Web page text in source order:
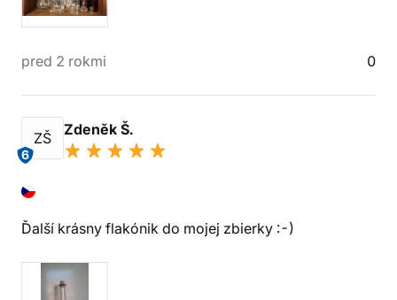
pred 2 rokmi 0
ZŠ
6
Zdeněk Š.
Ďalší krásny flakónik do mojej zbierky :-)